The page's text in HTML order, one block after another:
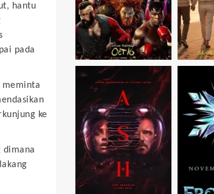
hantu
pada
meminta
ke
dimana